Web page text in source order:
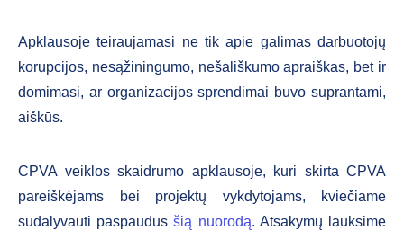
Apklausoje teiraujamasi ne tik apie galimas darbuotojų
korupcijos, nesąžiningumo, nešališkumo apraiškas, bet ir
domimasi, ar organizacijos sprendimai buvo suprantami,
aiškūs.
CPVA veiklos skaidrumo apklausoje, kuri skirta CPVA
pareiškėjams bei projektų vykdytojams, kviečiame
sudalyvauti paspaudusšią nuorodą. Atsakymų lauksime